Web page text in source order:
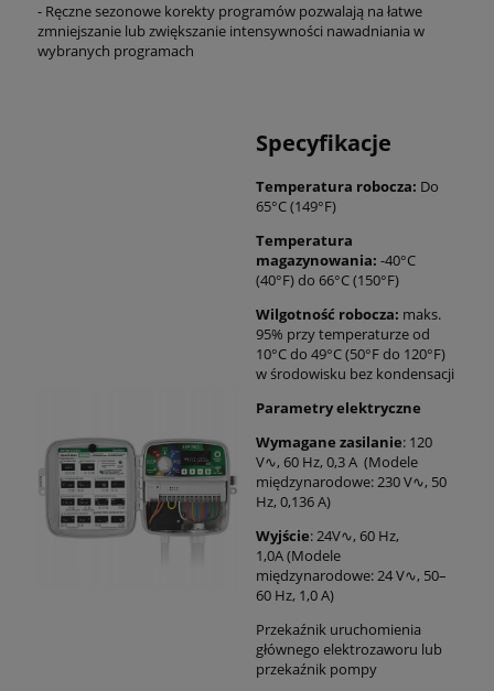
- Ręczne sezonowe korekty programów pozwalają na łatwe
zmniejszanie lub zwiększanie intensywności nawadniania w
wybranych programach
Specyfikacje
Temperatura robocza: Do
65°C (149°F)
Temperatura
magazynowania: -40°C
(40°F) do 66°C (150°F)
Wilgotność robocza: maks.
95% przy temperaturze od
10°C do 49°C (50°F do 120°F)
w środowisku bez kondensacji
Parametry elektryczne
Wymagane zasilanie: 120
V∿, 60 Hz, 0,3 A (Modele
międzynarodowe: 230 V∿, 50
Hz, 0,136 A)
Wyjście: 24V∿, 60 Hz,
1,0A (Modele
międzynarodowe: 24 V∿, 50–
60 Hz, 1,0 A)
Przekaźnik uruchomienia
głównego elektrozaworu lub
przekaźnik pompy